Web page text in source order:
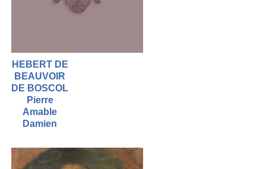
HEBERT DE
BEAUVOIR
DE BOSCOL
Pierre
Amable
Damien